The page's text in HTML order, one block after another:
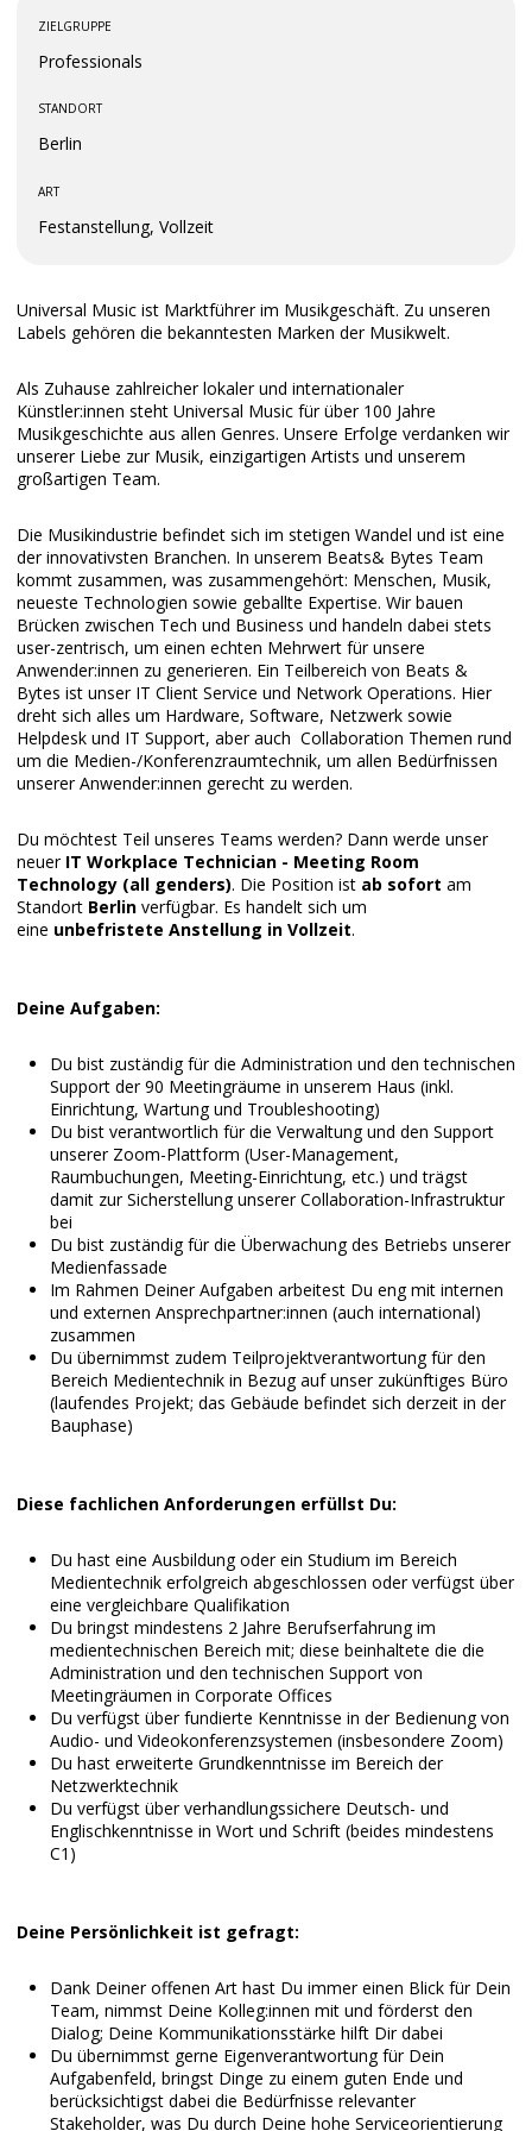
ZIELGRUPPE
Professionals
STANDORT
Berlin
ART
Festanstellung, Vollzeit
Universal Music ist Marktführer im Musikgeschäft. Zu unseren
Labels gehören die bekanntesten Marken der Musikwelt.
Als Zuhause zahlreicher lokaler und internationaler
Künstler:innen steht Universal Music für über 100 Jahre
Musikgeschichte aus allen Genres. Unsere Erfolge verdanken wir
unserer Liebe zur Musik, einzigartigen Artists und unserem
großartigen Team.
Die Musikindustrie befindet sich im stetigen Wandel und ist eine
der innovativsten Branchen. In unserem Beats& Bytes Team
kommt zusammen, was zusammengehört: Menschen, Musik,
neueste Technologien sowie geballte Expertise. Wir bauen
Brücken zwischen Tech und Business und handeln dabei stets
user-zentrisch, um einen echten Mehrwert für unsere
Anwender:innen zu generieren. Ein Teilbereich von Beats &
Bytes ist unser IT Client Service und Network Operations. Hier
dreht sich alles um Hardware, Software, Netzwerk sowie
Helpdesk und IT Support, aber auch Collaboration Themen rund
um die Medien-/Konferenzraumtechnik, um allen Bedürfnissen
unserer Anwender:innen gerecht zu werden.
Du möchtest Teil unseres Teams werden? Dann werde unser
neuerIT Workplace Technician - Meeting Room
Technology (all genders). Die Position ist ab sofort am
Standort Berlin verfügbar. Es handelt sich um
eine unbefristete Anstellung in Vollzeit.
Deine Aufgaben:
Du bist zuständig für die Administration und den technischen
Support der 90 Meetingräume in unserem Haus (inkl.
Einrichtung, Wartung und Troubleshooting)
Du bist verantwortlich für die Verwaltung und den Support
unserer Zoom-Plattform (User-Management,
Raumbuchungen, Meeting-Einrichtung, etc.) und trägst
damit zur Sicherstellung unserer Collaboration-Infrastruktur
bei
Du bist zuständig für die Überwachung des Betriebs unserer
Medienfassade
Im Rahmen Deiner Aufgaben arbeitest Du eng mit internen
und externen Ansprechpartner:innen (auch international)
zusammen
Du übernimmst zudem Teilprojektverantwortung für den
Bereich Medientechnik in Bezug auf unser zukünftiges Büro
(laufendes Projekt; das Gebäude befindet sich derzeit in der
Bauphase)
Diese fachlichen Anforderungen erfüllst Du:
Du hast eine Ausbildung oder ein Studium im Bereich
Medientechnik erfolgreich abgeschlossen oder verfügst über
eine vergleichbare Qualifikation
Du bringst mindestens 2 Jahre Berufserfahrung im
medientechnischen Bereich mit; diese beinhaltete die die
Administration und den technischen Support von
Meetingräumen in Corporate Offices
Du verfügst über fundierte Kenntnisse in der Bedienung von
Audio- und Videokonferenzsystemen (insbesondere Zoom)
Du hast erweiterte Grundkenntnisse im Bereich der
Netzwerktechnik
Du verfügst über verhandlungssichere Deutsch- und
Englischkenntnisse in Wort und Schrift (beides mindestens
C1)
Deine Persönlichkeit ist gefragt:
Dank Deiner offenen Art hast Du immer einen Blick für Dein
Team, nimmst Deine Kolleg:innen mit und förderst den
Dialog; Deine Kommunikationsstärke hilft Dir dabei
Du übernimmst gerne Eigenverantwortung für Dein
Aufgabenfeld, bringst Dinge zu einem guten Ende und
berücksichtigst dabei die Bedürfnisse relevanter
Stakeholder, was Du durch Deine hohe Serviceorientierung